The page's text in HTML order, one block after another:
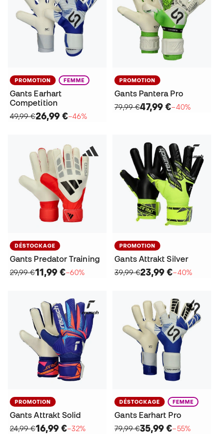
PROMOTION FEMME
Gants Earhart
Competition
49,99 €26,99 €−46%
PROMOTION
Gants Pantera Pro
79,99 €47,99 €−40%
DÉSTOCKAGE
Gants Predator Training
29,99 €11,99 €−60%
PROMOTION
Gants Attrakt Silver
39,99 €23,99 €−40%
PROMOTION
Gants Attrakt Solid
24,99 €16,99 €−32%
DÉSTOCKAGE FEMME
Gants Earhart Pro
79,99 €35,99 €−55%